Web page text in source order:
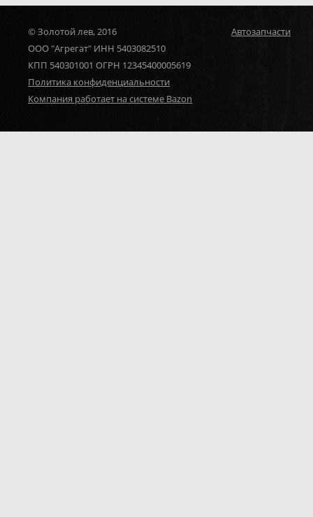
© Золотой лев, 2016
ООО "Агрегат" ИНН 5403082510
КПП 540301001 ОГРН 12345400005619
Политика конфиденциальности
Компания работает на системе Bazon
Автозапчасти